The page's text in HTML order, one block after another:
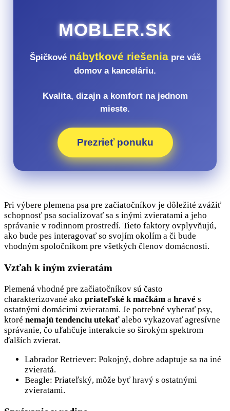
MOBLER.SK
Špičkové nábytkové riešeniapre váš
domov a kanceláriu.
Kvalita, dizajn a komfort na jednom
mieste.
Prezrieť ponuku
Pri výbere plemena psa pre začiatočníkov je dôležité zvážiť
schopnosť psa socializovať sa s inými zvieratami a jeho
správanie v rodinnom prostredí. Tieto faktory ovplyvňujú,
ako bude pes interagovať so svojím okolím a či bude
vhodným spoločníkom pre všetkých členov domácnosti.
Vzťah k iným zvieratám
Plemená vhodné pre začiatočníkov sú často
charakterizované ako priateľské k mačkám a hravé s
ostatnými domácimi zvieratami. Je potrebné vyberať psy,
ktoré nemajú tendenciu utekať alebo vykazovať agresívne
správanie, čo uľahčuje interakcie so širokým spektrom
ďalších zvierat.
Labrador Retriever: Pokojný, dobre adaptuje sa na iné
zvieratá.
Beagle: Priateľský, môže byť hravý s ostatnými
zvieratami.